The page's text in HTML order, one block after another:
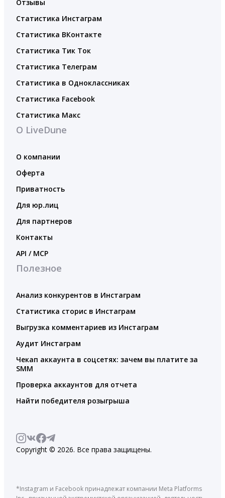
Отзывы
Статистика Инстаграм
Статистика ВКонтакте
Статистика Тик Ток
Статистика Телеграм
Статистика в Одноклассниках
Статистика Facebook
Статистика Макс
О LiveDune
О компании
Оферта
Приватность
Для юр.лиц
Для партнеров
Контакты
API / MCP
Полезное
Анализ конкурентов в Инстаграм
Статистика сторис в Инстаграм
Выгрузка комментариев из Инстаграм
Аудит Инстаграм
Чекап аккаунта в соцсетях: зачем вы платите за
SMM
Проверка аккаунтов для отчета
Найти победителя розыгрыша
Copyright © 2026. Все права защищены.
*Instagram и Facebook принадлежат компании Meta Platforms